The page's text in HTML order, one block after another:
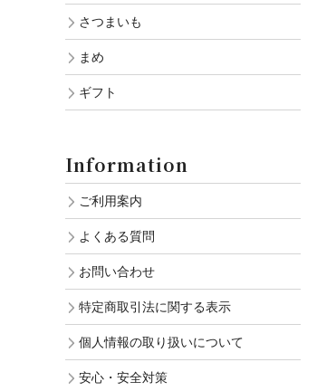
さつまいも
まめ
ギフト
Information
ご利用案内
よくある質問
お問い合わせ
特定商取引法に関する表示
個人情報の取り扱いについて
安心・安全対策